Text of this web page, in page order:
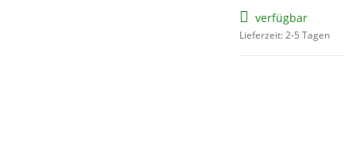
verfügbar
Lieferzeit: 2-5 Tagen